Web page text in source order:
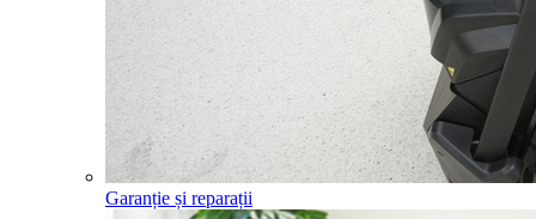
Garanție și reparații